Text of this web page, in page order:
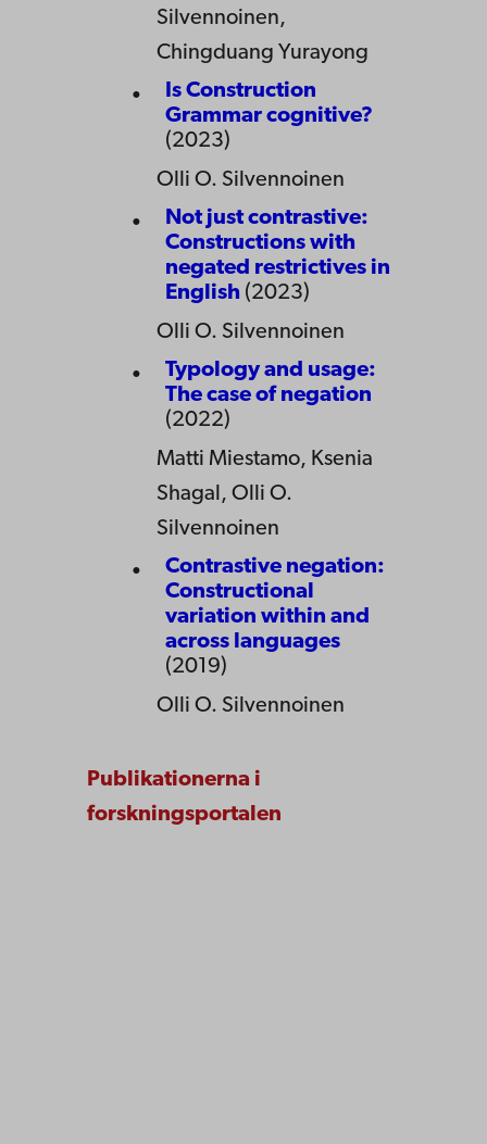
Silvennoinen,
Chingduang Yurayong
Is Construction
Grammar cognitive?
(2023)
Olli O. Silvennoinen
Not just contrastive:
Constructions with
negated restrictives in
English (2023)
Olli O. Silvennoinen
Typology and usage:
The case of negation
(2022)
Matti Miestamo, Ksenia
Shagal, Olli O.
Silvennoinen
Contrastive negation:
Constructional
variation within and
across languages
(2019)
Olli O. Silvennoinen
Publikationerna i
forskningsportalen